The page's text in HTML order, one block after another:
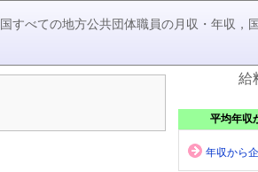
すべての地方公共団体職員の月収・年収，
給
平均年収
年収から